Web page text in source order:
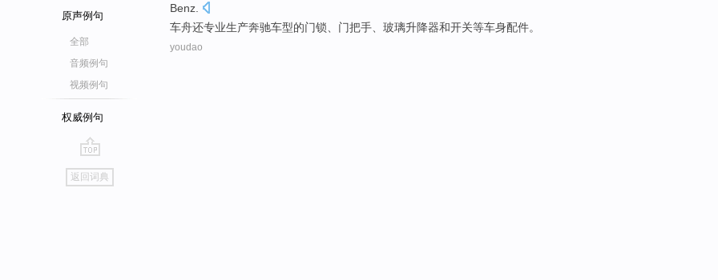
原声例句
全部
音频例句
视频例句
权威例句
go
top
返回词典
Benz
车舟还专业生产奔驰车型的门锁 、门把手、玻璃升降器和开关等车身配件。
youdao